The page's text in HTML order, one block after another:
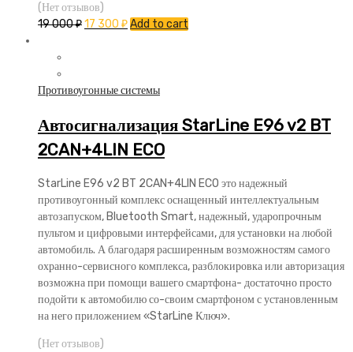
(Нет отзывов)
19 000₽17 300 ₽Add to cart
Противоугонные системы
Автосигнализация StarLine E96 v2 BT
2CAN+4LIN ECO
StarLine E96 v2 BT 2CAN+4LIN ECO это надежный
противоугонный комплекс оснащенный интеллектуальным
автозапуском, Bluetooth Smart, надежный, ударопрочным
пультом и цифровыми интерфейсами, для установки на любой
автомобиль. А благодаря расширенным возможностям самого
охранно-сервисного комплекса, разблокировка или авторизация
возможна при помощи вашего смартфона- достаточно просто
подойти к автомобилю со-своим смартфоном с установленным
на него приложением «StarLine Ключ».
(Нет отзывов)